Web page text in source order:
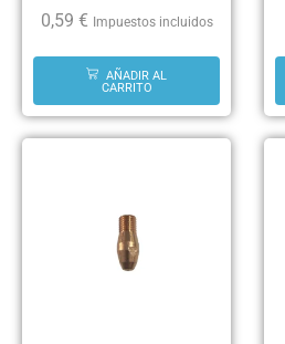
0,59 € Impuestos incluidos
AÑADIR AL
CARRITO